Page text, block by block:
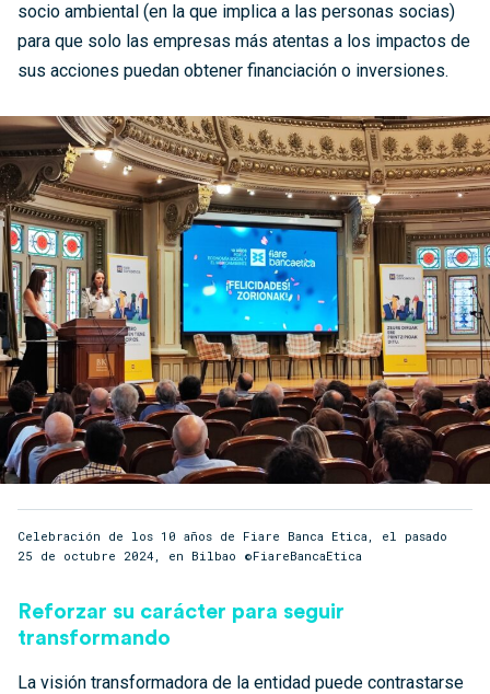
socio ambiental (en la que implica a las personas socias)
para que solo las empresas más atentas a los impactos de
sus acciones puedan obtener financiación o inversiones.
Celebración de los 10 años de Fiare Banca Etica, el pasado
25 de octubre 2024, en Bilbao ©FiareBancaEtica
Reforzar su carácter para seguir
transformando
La visión transformadora de la entidad puede contrastarse